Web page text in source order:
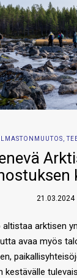
ILMASTONMUUTOS ,
21.03.2024
arktisen
avaa myös
kestävälle